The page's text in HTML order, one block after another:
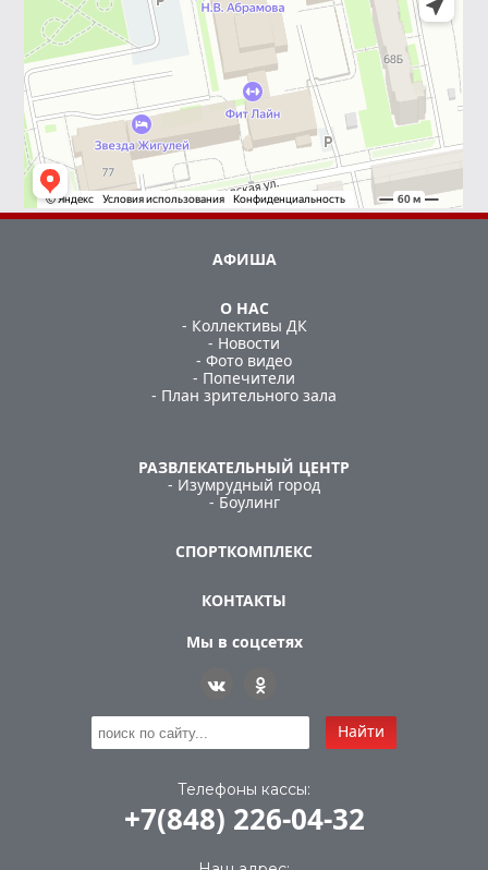
АФИША
О НАС
- Коллективы ДК
- Новости
- Фото видео
- Попечители
- План зрительного зала
РАЗВЛЕКАТЕЛЬНЫЙ ЦЕНТР
- Изумрудный город
- Боулинг
СПОРТКОМПЛЕКС
КОНТАКТЫ
Мы в соцсетях
Найти
Телефоны кассы:
+7(848) 226-04-32